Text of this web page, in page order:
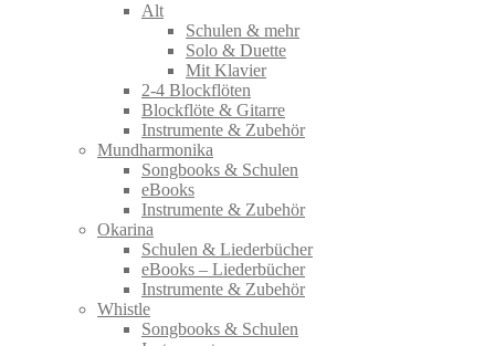
Alt
Schulen & mehr
Solo & Duette
Mit Klavier
2-4 Blockflöten
Blockflöte & Gitarre
Instrumente & Zubehör
Mundharmonika
Songbooks & Schulen
eBooks
Instrumente & Zubehör
Okarina
Schulen & Liederbücher
eBooks – Liederbücher
Instrumente & Zubehör
Whistle
Songbooks & Schulen